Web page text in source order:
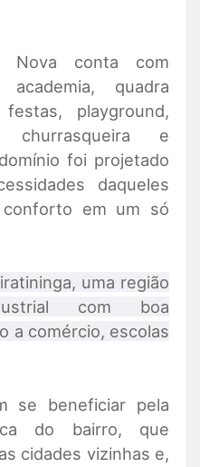
Nova conta com
quadra
playground,
e
foi projetado
daqueles
em um só
uma região
com boa
a comércio, escolas
se beneficiar pela
do bairro, que
cidades vizinhas e,